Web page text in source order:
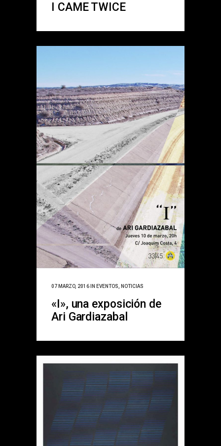
I CAME TWICE
07 MARZO, 2016 IN EVENTOS NOTICIAS
«I», una exposición de
Ari Gardiazabal